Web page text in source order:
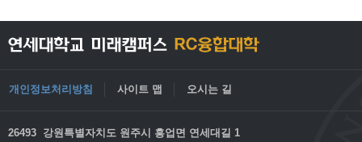
개인정보처리방침 사이트 맵 오시는 길
26493 강원특별자치도 원주시 흥업면 연세대길 1